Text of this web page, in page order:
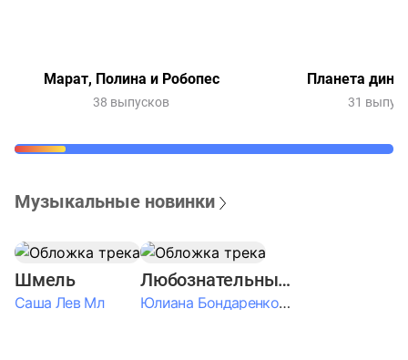
Марат, Полина и Робопес
38 выпусков
Планета
31
Музыкальные новинки
Шмель
Саша Лев Мл
Любознательные Дети
Юлиана Бондаренко & Амелия Колпакова & Егор Егоров & Валерия Шевченко & Ксюша Косичкина